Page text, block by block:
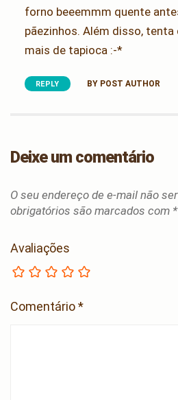
forno beeemmm quente
pãezinhos. Além disso,
mais de tapioca :-*
REPLY BY POST AUTHOR
Deixe um comentário
O seu endereço de e-mail não
obrigatórios são marcados com *
Avaliações
Comentário*